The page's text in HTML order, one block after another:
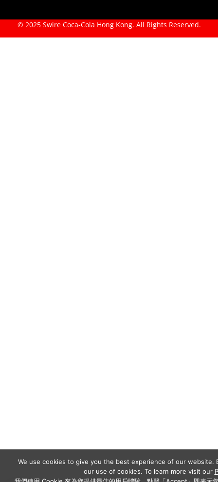
© 2025 Swire Coca-Cola Hong Kong. All Rights Reserved.
We use cookies to give you the best experience of our website.
our use of cookies. To learn more visit our